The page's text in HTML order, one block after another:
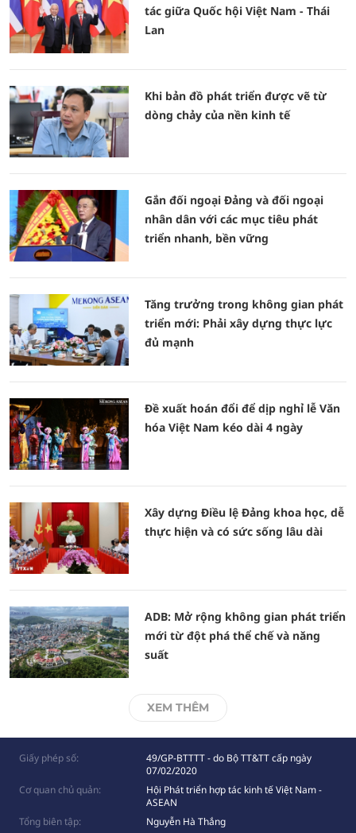
tác giữa Quốc hội Việt Nam - Thái
Lan
Khi bản đồ phát triển được vẽ từ
dòng chảy của nền kinh tế
Gắn đối ngoại Đảng và đối ngoại
nhân dân với các mục tiêu phát
triển nhanh, bền vững
Tăng trưởng trong không gian phát
triển mới: Phải xây dựng thực lực
đủ mạnh
Đề xuất hoán đổi để dịp nghỉ lễ Văn
hóa Việt Nam kéo dài 4 ngày
Xây dựng Điều lệ Đảng khoa học, dễ
thực hiện và có sức sống lâu dài
ADB: Mở rộng không gian phát triển
mới từ đột phá thể chế và năng
suất
XEM THÊM
Giấy phép số:
49/GP-BTTTT - do Bộ TT&TT cấp ngày
07/02/2020
Cơ quan chủ quản:
Hội Phát triển hợp tác kinh tế Việt Nam -
ASEAN
Tổng biên tập:
Nguyễn Hà Thắng